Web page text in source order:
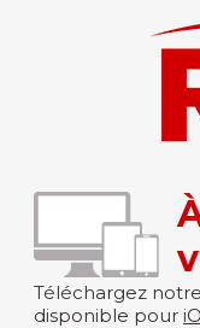
Téléchargez
disponible pour